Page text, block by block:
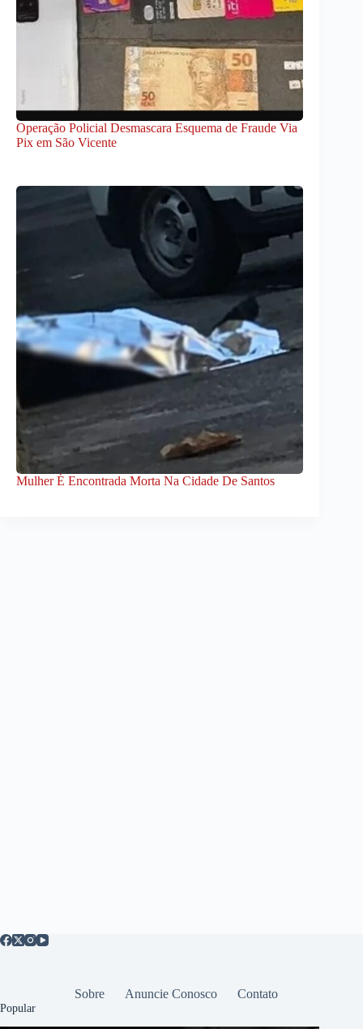
Operação Policial Desmascara Esquema de Fraude Via
Pix em São Vicente
Mulher É Encontrada Morta Na Cidade De Santos
Sobre Anuncie Conosco Contato
Popular